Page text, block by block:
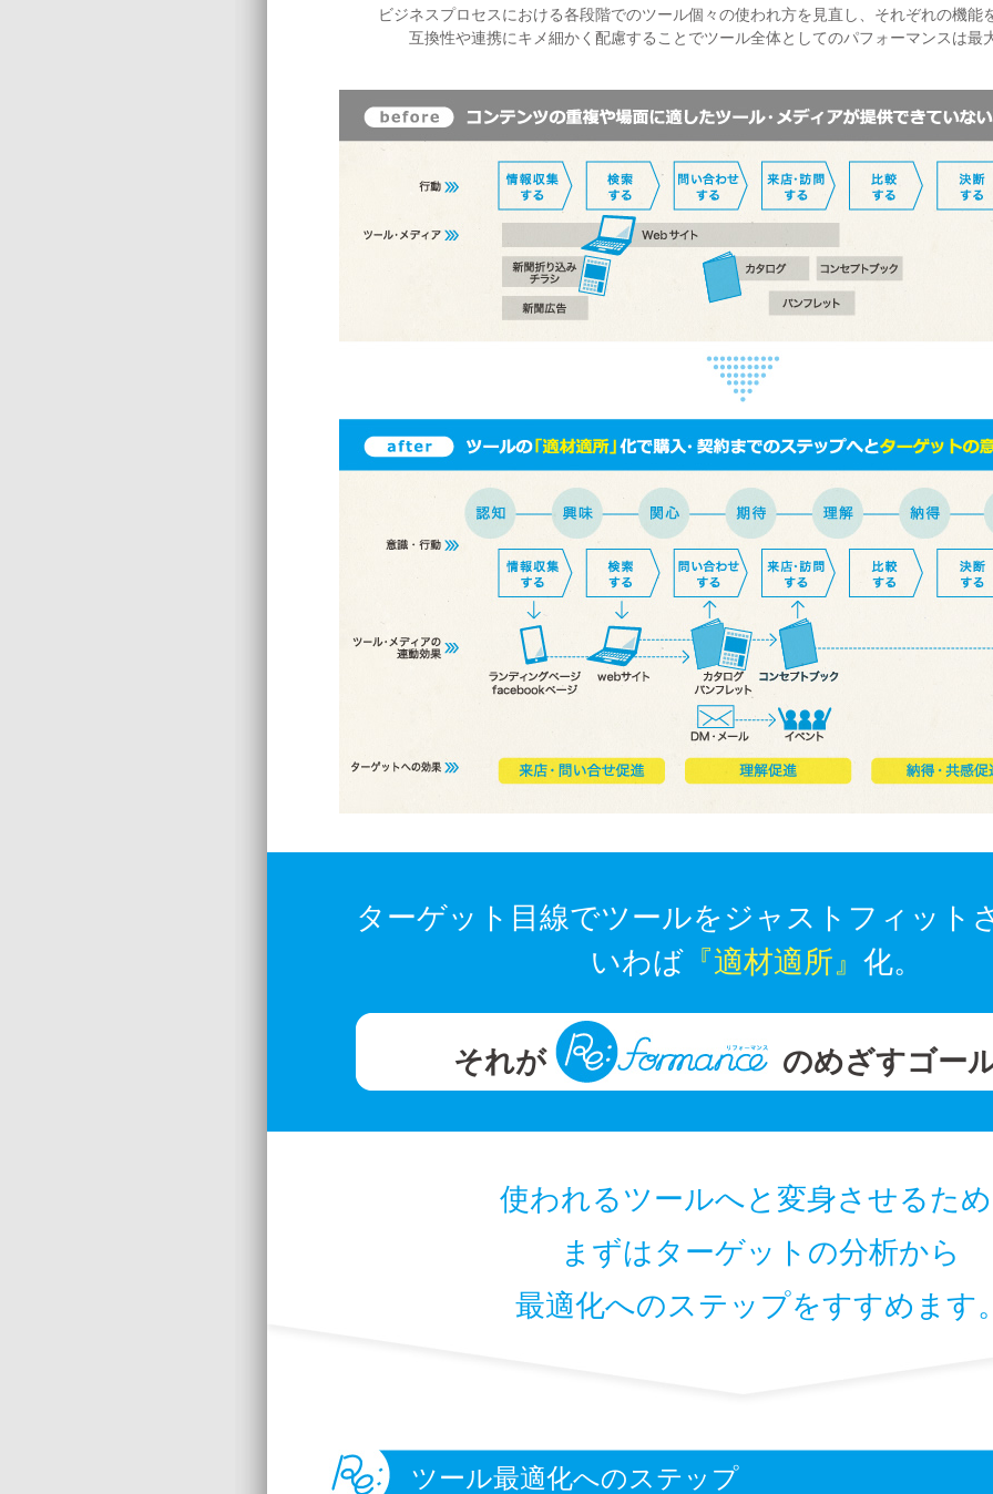
ビジネスプロセスにおける各段階でのツール個々の使われ方を見直し、それぞれの機能
互換性や連携にキメ細かく配慮することでツール全体としてのパフォーマンスは最
ターゲット目線でツールをジャストフィット
いわば『適材適所』 化。
それが のめざすゴー
使われるツールへと変身させるた
まずはターゲットの分析から
最適化へのステップをすすめます
ツール最適化へのステップ